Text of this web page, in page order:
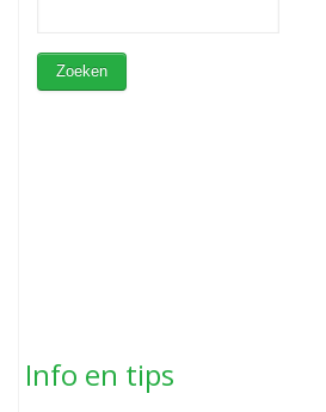
Info en tips